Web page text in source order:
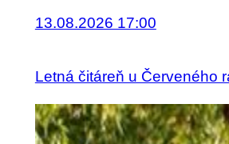
13.08.2026 17:00
Letná čitáreň u Červeného